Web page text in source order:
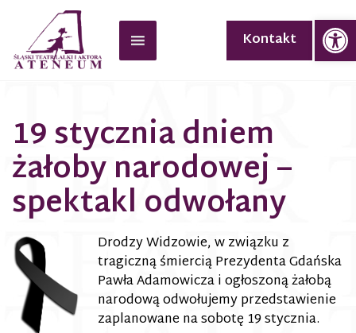
Kontakt
19 stycznia dniem
żałoby narodowej –
spektakl odwołany
Drodzy Widzowie, w związku z
tragiczną śmiercią Prezydenta Gdańska
Pawła Adamowicza i ogłoszoną żałobą
narodową odwołujemy przedstawienie
zaplanowane na sobotę 19 stycznia.